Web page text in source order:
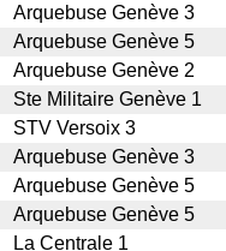
Arquebuse Genève 3
Arquebuse Genève 5
Arquebuse Genève 2
Ste Militaire Genève 1
STV Versoix 3
Arquebuse Genève 3
Arquebuse Genève 5
Arquebuse Genève 5
La Centrale 1